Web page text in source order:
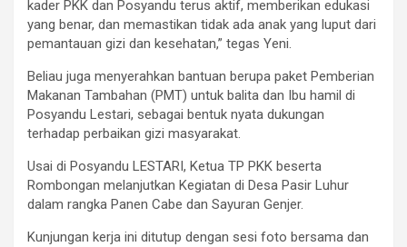
kader PKK dan Posyandu terus aktif, memberikan edukasi
yang benar, dan memastikan tidak ada anak yang luput dari
pemantauan gizi dan kesehatan,” tegas Yeni.
Beliau juga menyerahkan bantuan berupa paket Pemberian
Makanan Tambahan (PMT) untuk balita dan Ibu hamil di
Posyandu Lestari, sebagai bentuk nyata dukungan
terhadap perbaikan gizi masyarakat.
Usai di Posyandu LESTARI, Ketua TP PKK beserta
Rombongan melanjutkan Kegiatan di Desa Pasir Luhur
dalam rangka Panen Cabe dan Sayuran Genjer.
Kunjungan kerja ini ditutup dengan sesi foto bersama dan